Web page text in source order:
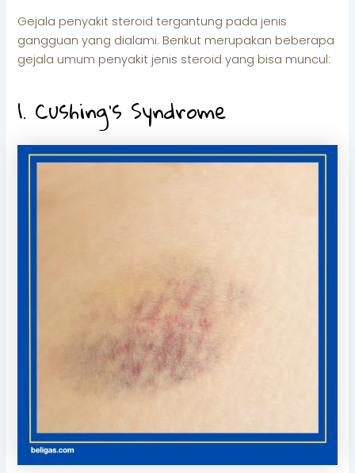
Gejala penyakit steroid tergantung pada jenis
gangguan yang dialami. Berikut merupakan beberapa
gejala umum penyakit jenis steroid yang bisa muncul:
1. Cushing’s Syndrome